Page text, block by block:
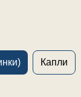
Капли